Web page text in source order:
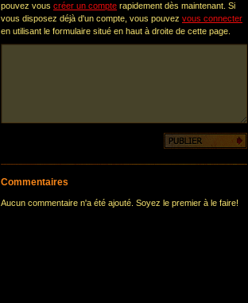
pouvez vous créer un compte rapidement dès maintenant. Si
vous disposez déjà d'un compte, vous pouvez vous connecter
en utilisant le formulaire situé en haut à droite de cette page.
Commentaires
Aucun commentaire n'a été ajouté. Soyez le premier à le faire!